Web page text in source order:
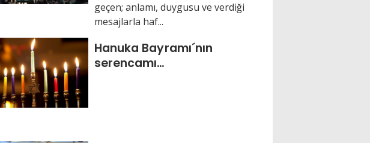
geçen; anlamı, duygusu ve verdiği
mesajlarla haf...
Hanuka Bayramı´nın
serencamı…